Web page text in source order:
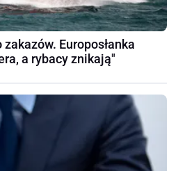
Europosłanka
a rybacy znikają"